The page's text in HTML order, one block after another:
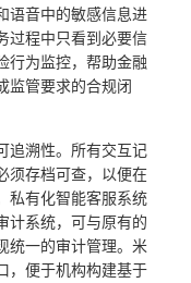
语音中的敏感信息进
过程中只看到必要信
行为监控，帮助金融
监管要求的合规闭
追溯性。所有交互记
须存档可查，以便在
私有化智能客服系统
计系统，可与原有的
统一的审计管理。米
，便于机构构建基于